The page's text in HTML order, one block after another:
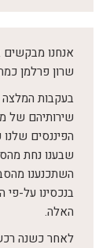
אנחנו
שרון פרלמן
בעקבות המלצה
שירותיהם של
הפיננסים
שבענו נחת
השתכנענו
בנכסינו על-פי
האלה.
לאחר כשנה